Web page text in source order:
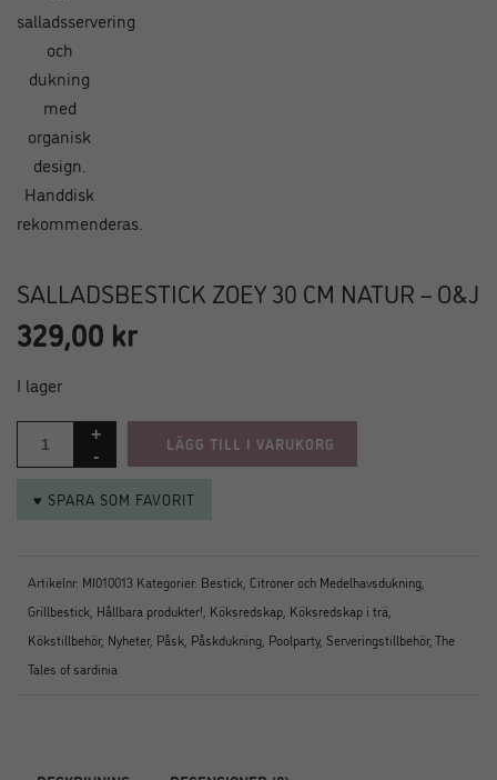
SALLADSBESTICK ZOEY 30 CM NATUR – O&J
329,00 kr
I lager
LÄGG TILL I VARUKORG
♥ SPARA SOM FAVORIT
Artikelnr: MI010013 Kategorier: Bestick Citroner och Medelhavsdukning
Grillbestick Hållbara produkter! Köksredskap Köksredskap i trä
Kökstillbehör, Nyheter, Påsk Påskdukning Poolparty, Serveringstillbehör, The
Tales of sardinia